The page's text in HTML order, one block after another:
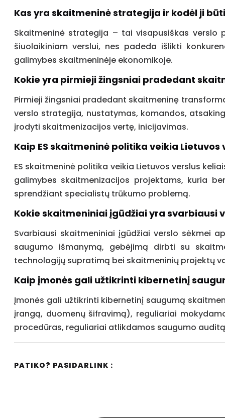
Kas yra skaitmeninė strategija ir kodėl ji
Skaitmeninė strategija – tai visapusiškas
šiuolaikiniam verslui, nes padeda išlikti
galimybes skaitmeninėje ekonomikoje.
Kokie yra pirmieji žingsniai pradedant
Pirmieji žingsniai pradedant skaitmeninę
verslo strategija, nustatymas, komandos,
įrodyti skaitmenizacijos vertę, inicijavimas.
Kaip ES skaitmeninė politika veikia Lietuvos
ES skaitmeninė politika veikia Lietuvos verslus
galimybes skaitmenizacijos projektams, kuria
sprendžiant specialistų trūkumo problemą.
Kokie skaitmeniniai įgūdžiai yra svarbiausi
Svarbiausi skaitmeniniai įgūdžiai verslo sėkmei
saugumo išmanymą, gebėjimą dirbti su
technologijų supratimą bei skaitmeninių projektų
Kaip įmonės gali užtikrinti kibernetinį
Įmonės gali užtikrinti kibernetinį saugumą
įrangą, duomenų šifravimą), reguliariai
procedūras, reguliariai atlikdamos saugumo
PATIKO? PASIDARLINK :